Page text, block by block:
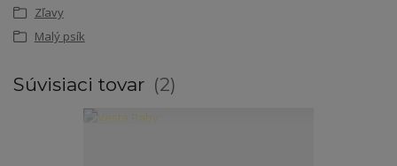
Zľavy
Malý psík
Súvisiaci tovar 2